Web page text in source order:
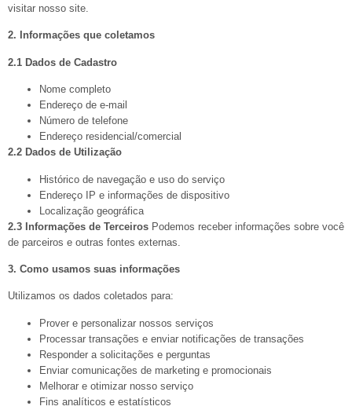
visitar nosso site.
2. Informações que coletamos
2.1 Dados de Cadastro
Nome completo
Endereço de e-mail
Número de telefone
Endereço residencial/comercial
2.2 Dados de Utilização
Histórico de navegação e uso do serviço
Endereço IP e informações de dispositivo
Localização geográfica
2.3 Informações de Terceiros Podemos receber informações sobre você
de parceiros e outras fontes externas.
3. Como usamos suas informações
Utilizamos os dados coletados para:
Prover e personalizar nossos serviços
Processar transações e enviar notificações de transações
Responder a solicitações e perguntas
Enviar comunicações de marketing e promocionais
Melhorar e otimizar nosso serviço
Fins analíticos e estatísticos